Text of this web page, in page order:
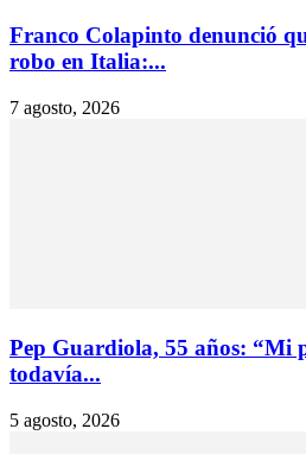
Franco Colapinto denunció
robo en Italia:...
7 agosto, 2026
Pep Guardiola, 55 años: “Mi
todavía...
5 agosto, 2026